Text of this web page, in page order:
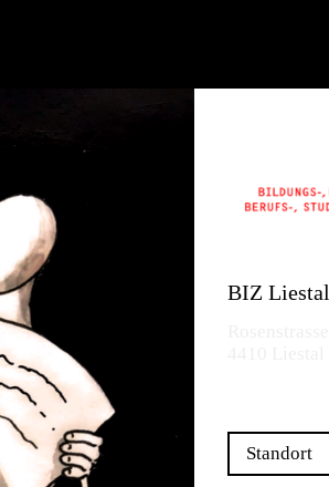
BIZ Liestal
Standort